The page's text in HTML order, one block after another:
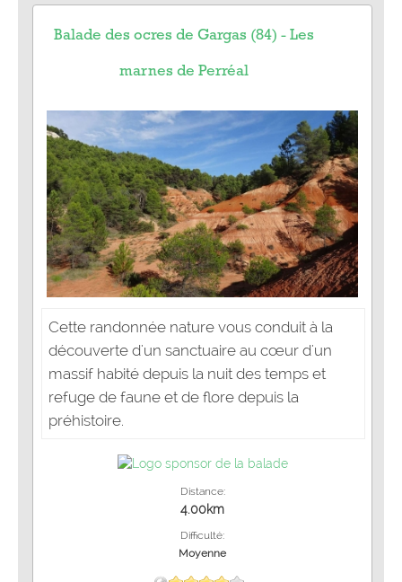
Balade des ocres de Gargas (84) - Les
marnes de Perréal
Cette randonnée nature vous conduit à la
découverte d'un sanctuaire au cœur d'un
massif habité depuis la nuit des temps et
refuge de faune et de flore depuis la
préhistoire.
Distance:
4.00km
Difficulté:
Moyenne